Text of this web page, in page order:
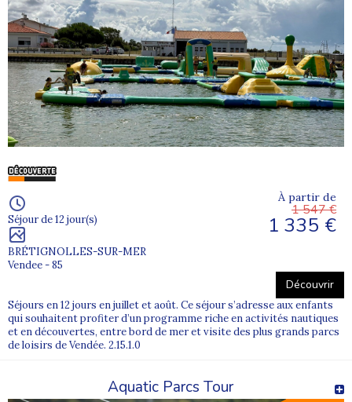
Séjour de 12 jour(s)
BRÉTIGNOLLES-SUR-MER
Vendee - 85
À partir de
1 547 €
1 335 €
Découvrir
Séjours en 12 jours en juillet et août. Ce séjour s’adresse aux enfants
qui souhaitent profiter d’un programme riche en activités nautiques
et en découvertes, entre bord de mer et visite des plus grands parcs
de loisirs de Vendée. 2.15.1.0
Aquatic Parcs Tour